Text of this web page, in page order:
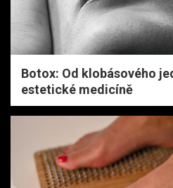
Botox: Od klobásového
estetické medicíně